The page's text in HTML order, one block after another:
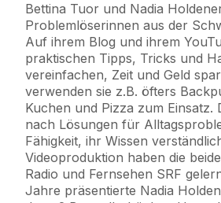
Bettina Tuor und Nadia
Problemlöserinnen aus der
Auf ihrem Blog und ihrem
praktischen Tipps, Tricks und
vereinfachen, Zeit und Geld
verwenden sie z.B. öfters
Kuchen und Pizza zum Einsatz.
nach Lösungen für
Fähigkeit, ihr Wissen
Videoproduktion haben die
Radio und Fernsehen SRF
Jahre präsentierte Nadia